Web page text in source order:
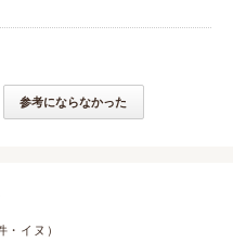
参考にならなかった
・イヌ）